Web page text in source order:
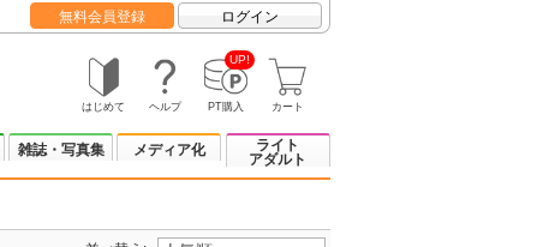
無料会員登録 ログイン
はじめて ヘルプ
UP!
PT購入 カート
雑誌・写真集 メディア化
ライト
アダルト